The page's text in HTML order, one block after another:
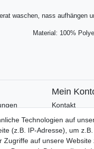
waschen, nass aufhängen
Material: 100%
Mein
Kontakt
Facebook
Technologien auf
(z.B. IP-Adresse), um
Zugriffe auf unsere